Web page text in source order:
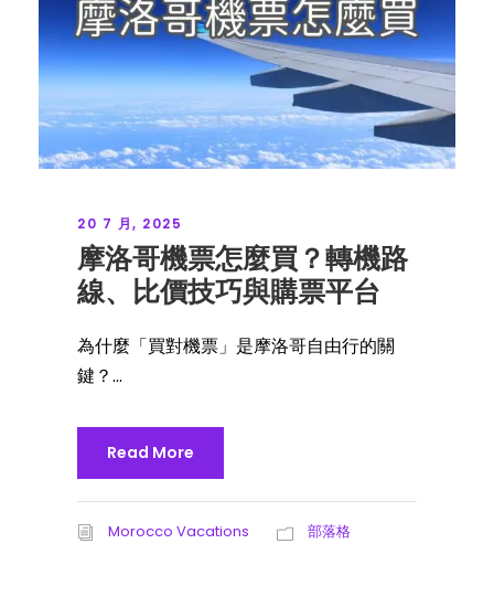
20 7 月, 2025
摩洛哥機票怎麼買？轉機路
線、比價技巧與購票平台
為什麼「買對機票」是摩洛哥自由行的關
鍵？...
Read More
Morocco Vacations 部落格